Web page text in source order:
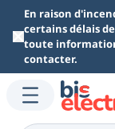
Aller au contenu
En raison
certains délais
toute
contacter.